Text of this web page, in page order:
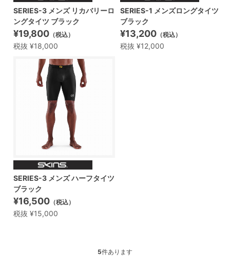
SERIES-3 メンズ リカバリーロ
ングタイツ ブラック
¥19,800 （税込）
税抜 ¥18,000
SERIES-1 メンズロングタイツ
ブラック
¥13,200 （税込）
税抜 ¥12,000
SERIES-3 メンズ ハーフタイツ
ブラック
¥16,500 （税込）
税抜 ¥15,000
5件あります